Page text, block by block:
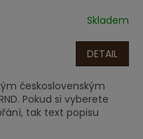
Skladem
DETAIL
československým
Pokud si vyberete
tak text popisu